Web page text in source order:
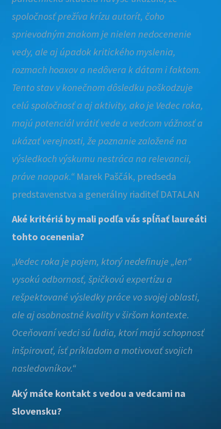
spoločnosť prežíva krízu autorít, čoho
sprievodným znakom je nielen nedocenenie
vedy, ale aj úpadok kritického myslenia,
rozmach hoaxov a nedôvera k dátam i faktom.
Tento stav v konečnom dôsledku poškodzuje
celú spoločnosť a aj aktivity, ako je Vedec roka,
majú potenciál vrátiť vede a vedcom vážnosť a
ukázať verejnosti, že poznanie založené na
výsledkoch výskumu nestráca na relevancii,
práve naopak.“ Marek Paščák, predseda
predstavenstva a generálny riaditeľ DATALAN
Aké kritériá by mali podľa vás spĺňať laureáti
tohto ocenenia?
„Vedec roka je pojem, ktorý nedefinuje „len“
vysokú odbornosť, špičkovú expertízu a
rešpektované výsledky práce vo svojej oblasti,
ale aj osobnostné kvality v širšom kontexte.
Oceňovaní vedci sú ľudia, ktorí majú schopnosť
inšpirovať, ísť príkladom a motivovať svojich
nasledovníkov.“
Aký máte kontakt s vedou a vedcami na
Slovensku?